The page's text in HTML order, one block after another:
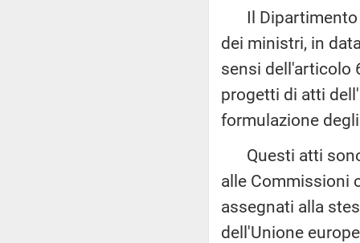
Il Dipartimento
dei ministri, in
sensi dell'articolo
progetti di atti
formulazione
Questi atti sono
alle Commissioni
assegnati alla
dell'Unione